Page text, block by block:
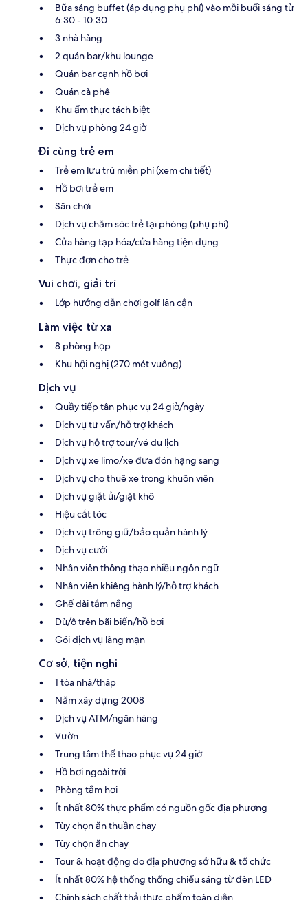
Bữa sáng buffet (áp dụng phụ phí) vào mỗi buổi sáng từ
6:30 - 10:30
3 nhà hàng
2 quán bar/khu lounge
Quán bar cạnh hồ bơi
Quán cà phê
Khu ẩm thực tách biệt
Dịch vụ phòng 24 giờ
Đi cùng trẻ em
Trẻ em lưu trú miễn phí (xem chi tiết)
Hồ bơi trẻ em
Sân chơi
Dịch vụ chăm sóc trẻ tại phòng (phụ phí)
Cửa hàng tạp hóa/cửa hàng tiện dụng
Thực đơn cho trẻ
Vui chơi, giải trí
Lớp hướng dẫn chơi golf lân cận
Làm việc từ xa
8 phòng họp
Khu hội nghị (270 mét vuông)
Dịch vụ
Quầy tiếp tân phục vụ 24 giờ/ngày
Dịch vụ tư vấn/hỗ trợ khách
Dịch vụ hỗ trợ tour/vé du lịch
Dịch vụ xe limo/xe đưa đón hạng sang
Dịch vụ cho thuê xe trong khuôn viên
Dịch vụ giặt ủi/giặt khô
Hiệu cắt tóc
Dịch vụ trông giữ/bảo quản hành lý
Dịch vụ cưới
Nhân viên thông thạo nhiều ngôn ngữ
Nhân viên khiêng hành lý/hỗ trợ khách
Ghế dài tắm nắng
Dù/ô trên bãi biển/hồ bơi
Gói dịch vụ lãng mạn
Cơ sở, tiện nghi
1 tòa nhà/tháp
Năm xây dựng 2008
Dịch vụ ATM/ngân hàng
Vườn
Trung tâm thể thao phục vụ 24 giờ
Hồ bơi ngoài trời
Phòng tắm hơi
Ít nhất 80% thực phẩm có nguồn gốc địa phương
Tùy chọn ăn thuần chay
Tùy chọn ăn chay
Tour & hoạt động do địa phương sở hữu & tổ chức
Ít nhất 80% hệ thống thống chiếu sáng từ đèn LED
Chính sách chất thải thực phẩm toàn diện